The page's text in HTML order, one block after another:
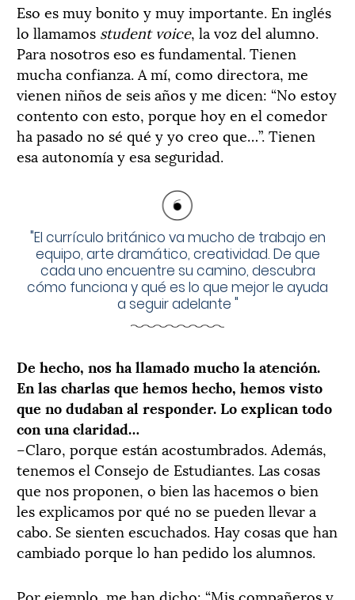
Eso es muy bonito y muy importante. En inglés
lo llamamos student voice, la voz del alumno.
Para nosotros eso es fundamental. Tienen
mucha confianza. A mí, como directora, me
vienen niños de seis años y me dicen: “No estoy
contento con esto, porque hoy en el comedor
ha pasado no sé qué y yo creo que…”. Tienen
esa autonomía y esa seguridad.
"El currículo británico va mucho de trabajo en
equipo, arte dramático, creatividad. De que
cada uno encuentre su camino, descubra
cómo funciona y qué es lo que mejor le ayuda
a seguir adelante "
De hecho, nos ha llamado mucho la atención.
En las charlas que hemos hecho, hemos visto
que no dudaban al responder. Lo explican todo
con una claridad…
–Claro, porque están acostumbrados. Además,
tenemos el Consejo de Estudiantes. Las cosas
que nos proponen, o bien las hacemos o bien
les explicamos por qué no se pueden llevar a
cabo. Se sienten escuchados. Hay cosas que han
cambiado porque lo han pedido los alumnos.